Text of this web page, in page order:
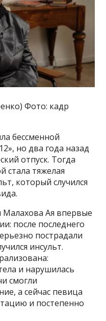
Фото: кадр
бессменной
но два года назад
отпуск. Тогда
стала тяжелая
который случился
Ая впервые
после последнего
пострадали
инсульт.
и нарушилась
смогли
а сейчас певица
и постепенно